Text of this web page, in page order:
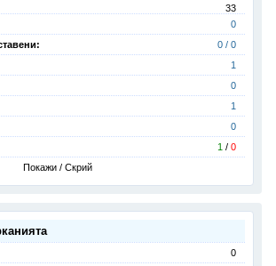
33
0
0 / 0
1
0
1
0
1 / 0
Покажи / Скрий
0